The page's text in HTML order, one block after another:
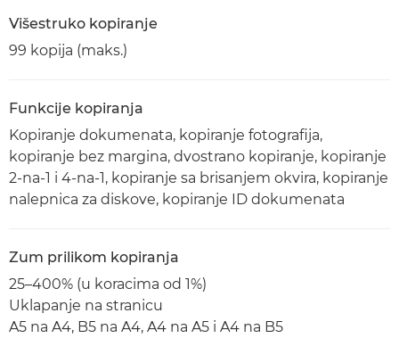
Višestruko kopiranje
99 kopija (maks.)
Funkcije kopiranja
Kopiranje dokumenata, kopiranje fotografija,
kopiranje bez margina, dvostrano kopiranje, kopiranje
2-na-1 i 4-na-1, kopiranje sa brisanjem okvira, kopiranje
nalepnica za diskove, kopiranje ID dokumenata
Zum prilikom kopiranja
25–400% (u koracima od 1%)
Uklapanje na stranicu
A5 na A4, B5 na A4, A4 na A5 i A4 na B5